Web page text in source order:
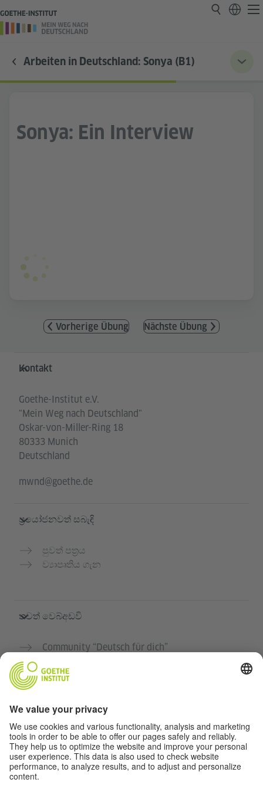
Arbeiten in Deutschland: Sonya (B1)
Sonya: Ein Interview
Vorherige Übung Nächste Übung
Service- und Informationsbereich
Kontakt
Goethe-Institut e.V.
"Mein Weg nach Deutschland"
Oskar-von-Miller-Ring 18
80333 Munich
Deutschland
mwnd@goethe.de
ප්‍රයෝජනවත් සබැඳි
පුවත් පත්‍රය
ව්‍යාපෘතිය ගැන
තවත් වෙබ්අඩවි
Community “Deutsch für dich”
ගෝතේ ආයතනයේ ජර්මන් භාෂා පාඨමාලා
රහස්‍යතා සහ ප්‍රවේශය
රහස්‍යතා සැකසුම්